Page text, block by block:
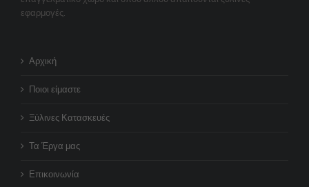
εφαρμογές.
Αρχική
Ποιοι είμαστε
Ξύλινες Κατασκευές
Τα Έργα μας
Επικοινωνία